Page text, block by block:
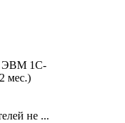
ЭВМ 1С-
мес.)
не ...